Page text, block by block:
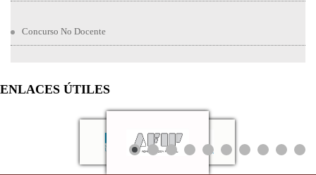
Concurso No Docente
ENLACES ÚTILES